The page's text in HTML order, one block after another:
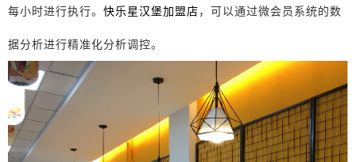
每小时进行执行。 快乐星汉堡加盟店，可以通过微会员系统的数
据分析进行精准化分析调控。